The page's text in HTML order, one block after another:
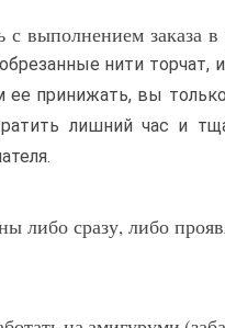
выполнением заказа
нити торчат,
ее принижать, вы
лишний час и
либо сразу, либо